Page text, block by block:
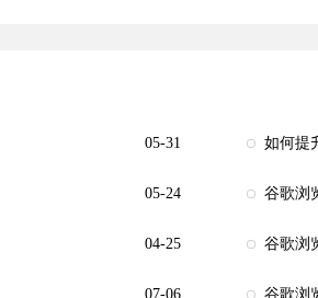
05-31 如何提
05-24 谷歌浏
04-25 谷歌浏
07-06 谷歌浏